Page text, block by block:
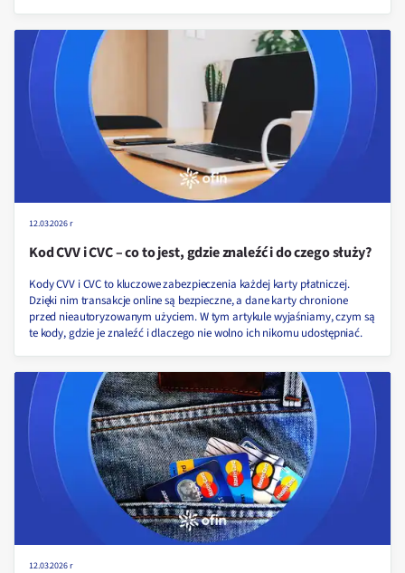
12.03.2026 r
Kod CVV i CVC – co to jest, gdzie znaleźć i do czego służy?
Kody CVV i CVC to kluczowe zabezpieczenia każdej karty płatniczej.
Dzięki nim transakcje online są bezpieczne, a dane karty chronione
przed nieautoryzowanym użyciem. W tym artykule wyjaśniamy, czym są
te kody, gdzie je znaleźć i dlaczego nie wolno ich nikomu udostępniać.
12.03.2026 r